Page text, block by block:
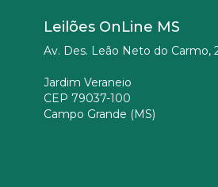
Leilões OnLine MS
Av. Des. Leão Neto do Carmo,
Jardim Veraneio
CEP 79037-100
Campo Grande (MS)